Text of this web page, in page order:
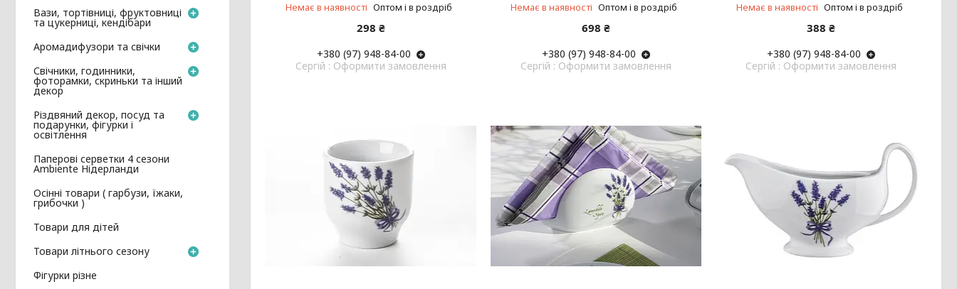
Немає в наявності Оптом і в роздріб
298 ₴
+380 (97) 948-84-00
Cергій : Оформити замовлення
Немає в наявності Оптом і в роздріб
698 ₴
+380 (97) 948-84-00
Cергій : Оформити замовлення
Немає в наявності Оптом і в роздріб
388 ₴
+380 (97) 948-84-00
Cергій : Оформити замовлення
Вази, тортівниці, фруктовниці
та цукерниці, кендібари
Аромадифузори та свічки
Свічники, годинники,
фоторамки, скриньки та інший
декор
Різдвяний декор, посуд та
подарунки, фігурки і
освітлення
Паперові серветки 4 сезони
Ambiente Нідерланди
Осінні товари ( гарбузи, їжаки,
грибочки )
Товари для дітей
Товари літнього сезону
Фігурки різне